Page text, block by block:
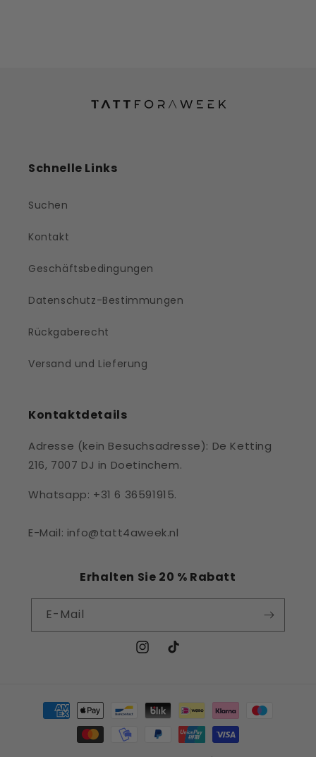
Schnelle Links
Suchen
Kontakt
Geschäftsbedingungen
Datenschutz-Bestimmungen
Rückgaberecht
Versand und Lieferung
Kontaktdetails
Adresse (kein Besuchsadresse): De Ketting
216, 7007 DJ in Doetinchem.
Whatsapp: +31 6 36591915.
E-Mail: info@tatt4aweek.nl
Erhalten Sie 20 % Rabatt
E-Mail
Instagram
TikTok
Zahlungsmethoden